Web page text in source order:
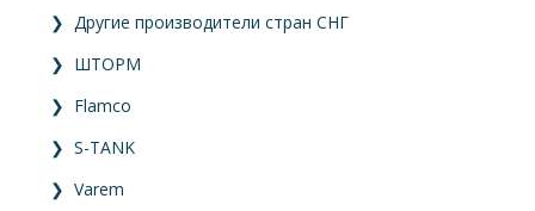
❯ Другие производители стран СНГ
❯ ШТОРМ
❯ Flamco
❯ S-TANK
❯ Varem